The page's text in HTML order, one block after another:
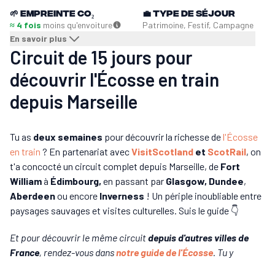
🌱 Empreinte CO₂
≈ 4 fois moins qu'envoiture
En savoir plus
💼Type de séjour
Patrimoine, Festif, Campagne
Circuit de 15 jours pour
découvrir l'Écosse en train
depuis Marseille
Tu as deux semaines pour découvrir la richesse del'Écosse
en train ? En partenariat avecVisitScotland et ScotRail, on
t'a concocté un circuit complet depuis Marseille, de Fort
Williamà Édimbourg, en passant par Glasgow, Dundee,
Aberdeenou encore Inverness ! Un périple inoubliable entre
paysages sauvages et visites culturelles. Suis le guide 👇
Et pour découvrir le même circuitdepuis d'autres villes de
France, rendez-vous dansnotre guide de l'Écosse. Tu y